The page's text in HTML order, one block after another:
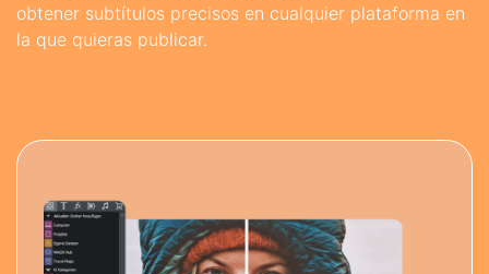
obtener subtítulos precisos en cualquier plataforma en
la que quieras publicar.